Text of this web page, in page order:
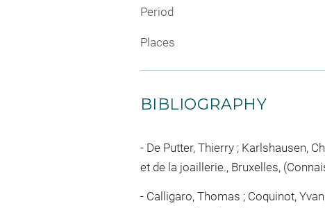
Period
Places
BIBLIOGRAPHY
De Putter, Thierry ; Karlshausen,
et de la joaillerie., Bruxelles,
Calligaro, Thomas ; Coquinot,